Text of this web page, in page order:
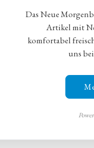
Das Neue
Artikel mit
komfortabel
uns
„Cosi fan
Mozarts „Cosi
starken